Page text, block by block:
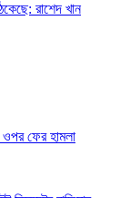
রাশেদ খান
ফের হামলা